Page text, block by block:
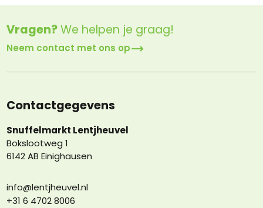
Vragen?We helpen je graag!
Neem contact met ons op
Contactgegevens
Snuffelmarkt Lentjheuvel
Bokslootweg 1
6142 AB Einighausen
info@lentjheuvel.nl
+31 6 4702 8006